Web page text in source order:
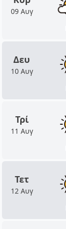
09 Αυγ
Δευ
10 Αυγ
Τρί
11 Αυγ
Τετ
12 Αυγ